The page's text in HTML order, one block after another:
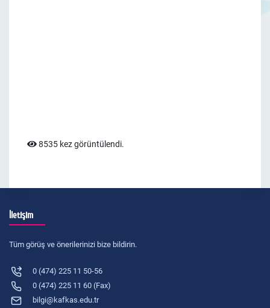
8535 kez görüntülendi.
İletişim
Tüm görüş ve önerilerinizi bize bildirin.
0 (474) 225 11 50-56
0 (474) 225 11 60 (Fax)
bilgi@kafkas.edu.tr